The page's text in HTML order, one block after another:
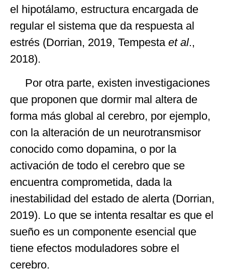
el hipotálamo, estructura encargada de
regular el sistema que da respuesta al
estrés (Dorrian, 2019, Tempesta et al.,
2018).
Por otra parte, existen investigaciones
que proponen que dormir mal altera de
forma más global al cerebro, por ejemplo,
con la alteración de un neurotransmisor
conocido como dopamina, o por la
activación de todo el cerebro que se
encuentra comprometida, dada la
inestabilidad del estado de alerta (Dorrian,
2019). Lo que se intenta resaltar es que el
sueño es un componente esencial que
tiene efectos moduladores sobre el
cerebro.